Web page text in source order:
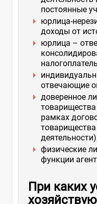
постоянные
юрлица-
доходы от
юрлица –
отвечающие
доверенное
рамках
физические
функции
При каких